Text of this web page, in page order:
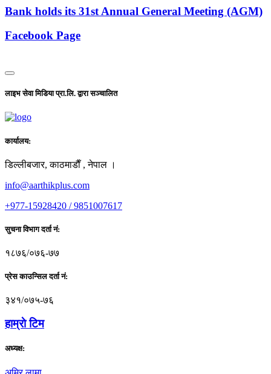
Bank holds its 31st Annual General Meeting (AGM)
Facebook Page
लाइभ सेवा मिडिया प्रा.लि. द्वारा सञ्चालित
कार्यालय:
डिल्लीबजार, काठमाडाैँ , नेपाल ।
info@aarthikplus.com
+977-15928420 / 9851007617
सुचना विभाग दर्ता नं:
१८७६/०७६-७७
प्रेस काउन्सिल दर्ता नं:
३४१/०७५-७६
हाम्राे टिम
अध्यक्ष: